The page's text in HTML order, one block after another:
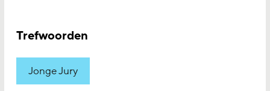
Trefwoorden
Jonge Jury